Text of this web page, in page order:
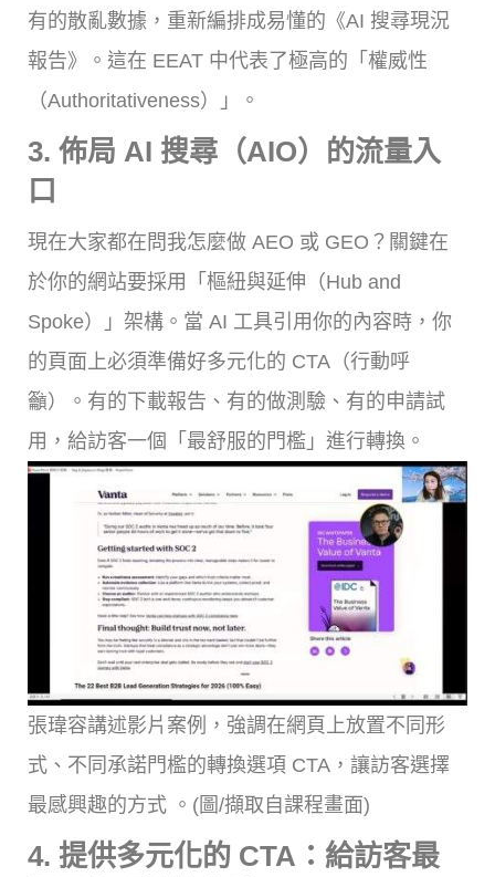
有的散亂數據，重新編排成易懂的《AI 搜尋現況
報告》。這在 EEAT 中代表了極高的「權威性
（Authoritativeness）」。
3. 佈局 AI 搜尋（AIO）的流量入
口
現在大家都在問我怎麼做 AEO 或 GEO？關鍵在
於你的網站要採用「樞紐與延伸（Hub and
Spoke）」架構。當 AI 工具引用你的內容時，你
的頁面上必須準備好多元化的 CTA（行動呼
籲）。有的下載報告、有的做測驗、有的申請試
用，給訪客一個「最舒服的門檻」進行轉換。
張瑋容講述影片案例，強調在網頁上放置不同形
式、不同承諾門檻的轉換選項 CTA，讓訪客選擇
最感興趣的方式 。(圖/擷取自課程畫面)
4. 提供多元化的 CTA：給訪客最